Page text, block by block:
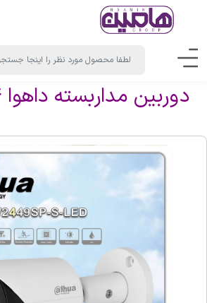
دوربین مداربسته داهوا 4 مگاپیکسل